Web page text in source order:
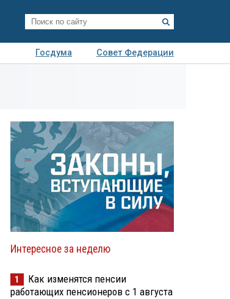
Госдума
Совет Федерации
Интересное за неделю
1
Как изменятся пенсии
работающих пенсионеров с 1 августа